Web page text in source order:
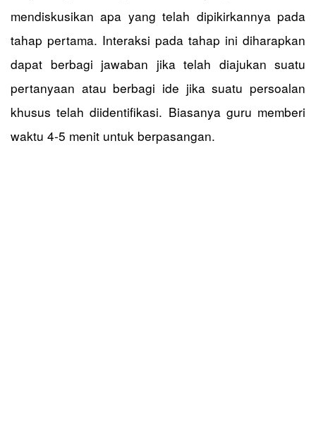
mendiskusikan apa yang telah dipikirkannya pada
tahap pertama. Interaksi pada tahap ini diharapkan
dapat berbagi jawaban jika telah diajukan suatu
pertanyaan atau berbagi ide jika suatu persoalan
khusus telah diidentifikasi. Biasanya guru memberi
waktu 4-5 menit untuk berpasangan.